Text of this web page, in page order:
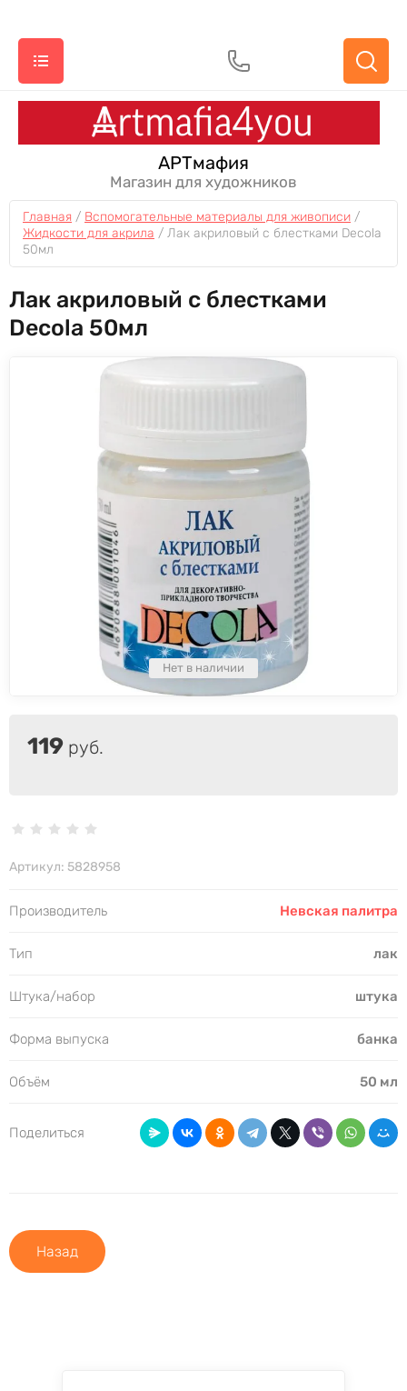
АРТмафия
Магазин для художников
Главная / Вспомогательные материалы для живописи
Жидкости для акрила / Лак акриловый с блестками Decola
50мл
Лак акриловый с блестками
Decola 50мл
Нет в наличии
119 руб.
Артикул: 5828958
Производитель Невская палитра
Тип лак
Штука/набор штука
Форма выпуска банка
Объём 50 мл
Поделиться
Назад